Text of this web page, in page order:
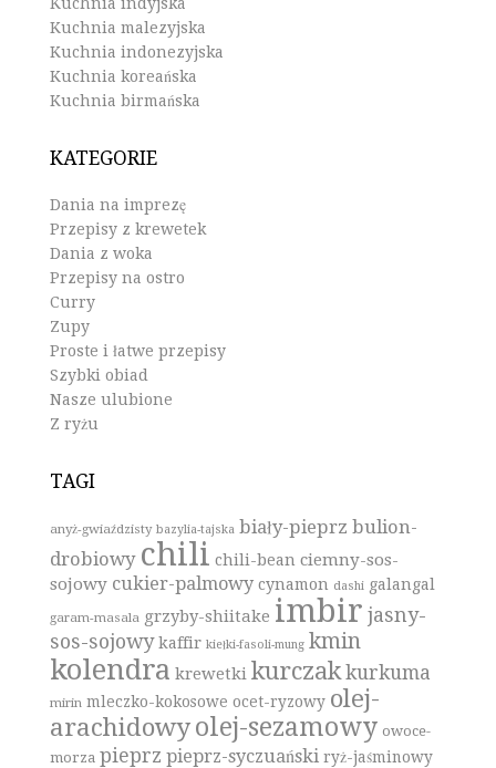
Kuchnia malezyjska
Kuchnia indonezyjska
Kuchnia koreańska
Kuchnia birmańska
KATEGORIE
Dania na imprezę
Przepisy z krewetek
Dania z woka
Przepisy na ostro
Curry
Zupy
Proste i łatwe przepisy
Szybki obiad
Nasze ulubione
Z ryżu
TAGI
anyż-gwiaździsty bazylia-tajska biały-pieprz bulion-
drobiowy chili chili-bean ciemny-sos-
sojowy cukier-palmowy cynamon dashi galangal
garam-masala grzyby-shiitake imbir jasny-
sos-sojowy kaffir kiełki-fasoli-mung kmin
kolendra krewetki kurczak kurkuma
mirin mleczko-kokosowe ocet-ryzowy olej-
arachidowy olej-sezamowy owoce-
morza pieprz pieprz-syczuański ryż-jaśminowy